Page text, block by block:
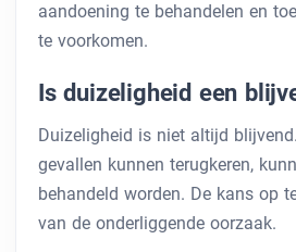
aandoening te behandelen en
te voorkomen.
Is duizeligheid een
Duizeligheid is niet altijd
gevallen kunnen terugkeren,
behandeld worden. De kans op
van de onderliggende oorzaak.